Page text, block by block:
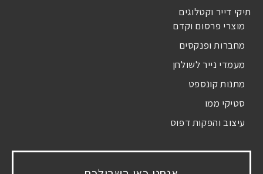
תיקי דייר וקטלוגים
מוצרי פרסום וקדם
מחברות ופנקסים
מעמדי נייר לשולחן
מתנות קונספט
סטיקי ממו
עיצוב והפקות דפוס